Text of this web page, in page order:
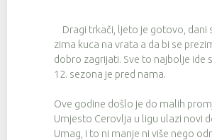
Dragi trkači, ljeto je gotovo, dani
zima kuca na vrata a da bi se
dobro zagrijati. Sve to najbolje ide
12. sezona je pred nama.
Ove godine došlo je do malih
Umjesto Cerovlja u ligu ulazi novi
Umag, i to ni manje ni više nego